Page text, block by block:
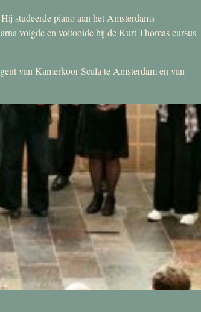
studeerde piano aan het Amsterdams
volgde en voltooide hij de Kurt Thomas cursus
van Kamerkoor Scala te Amsterdam en van